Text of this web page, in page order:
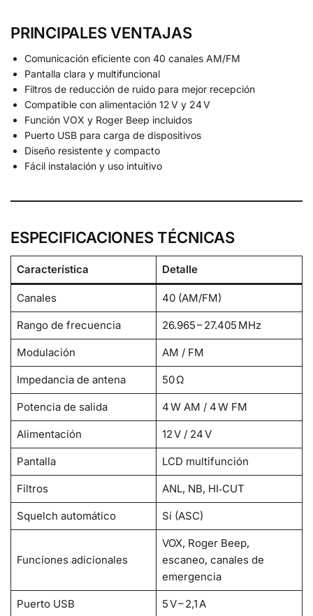
PRINCIPALES VENTAJAS
Comunicación eficiente con 40 canales AM/FM
Pantalla clara y multifuncional
Filtros de reducción de ruido para mejor recepción
Compatible con alimentación 12 V y 24 V
Función VOX y Roger Beep incluidos
Puerto USB para carga de dispositivos
Diseño resistente y compacto
Fácil instalación y uso intuitivo
ESPECIFICACIONES TÉCNICAS
Característica Detalle
Canales 40 (AM/FM)
Rango de frecuencia 26.965 – 27.405 MHz
Modulación AM / FM
Impedancia de antena 50 Ω
Potencia de salida 4 W AM / 4 W FM
Alimentación 12 V / 24 V
Pantalla LCD multifunción
Filtros ANL, NB, HI‑CUT
Squelch automático Sí (ASC)
Funciones adicionales
VOX, Roger Beep,
escaneo, canales de
emergencia
Puerto USB 5 V – 2,1 A